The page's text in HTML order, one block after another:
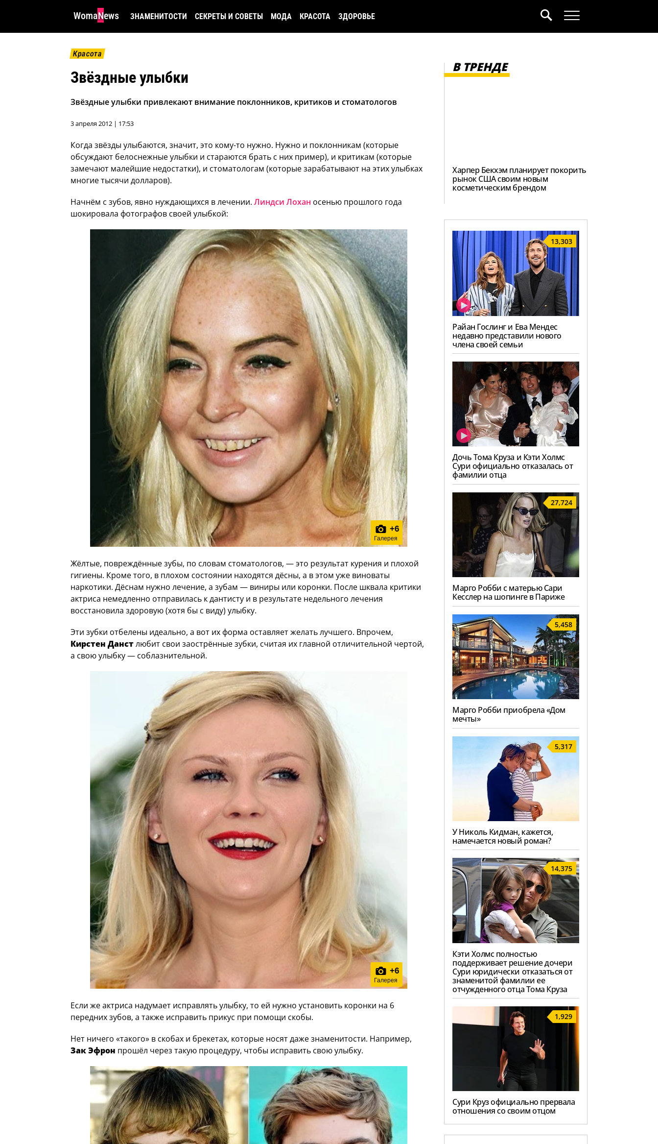
WomaNews ЗНАМЕНИТОСТИ СЕКРЕТЫ И СОВЕТЫ МОДА КРАСОТА ЗДОРОВЬЕ
Красота
Звёздные улыбки
Звёздные улыбки привлекают внимание поклонников, критиков и стоматологов
3 апреля 2012 | 17:53
Когда звёзды улыбаются, значит, это кому-то нужно. Нужно и поклонникам (которые
обсуждают белоснежные улыбки и стараются брать с них пример), и критикам (которые
замечают малейшие недостатки), и стоматологам (которые зарабатывают на этих улыбках
многие тысячи долларов).
Начнём с зубов, явно нуждающихся в лечении. Линдси Лохан осенью прошлого года
шокировала фотографов своей улыбкой:
+6
Галерея
Жёлтые, повреждённые зубы, по словам стоматологов, — это результат курения и плохой
гигиены. Кроме того, в плохом состоянии находятся дёсны, а в этом уже виноваты
наркотики. Дёснам нужно лечение, а зубам — виниры или коронки. После шквала критики
актриса немедленно отправилась к дантисту и в результате недельного лечения
восстановила здоровую (хотя бы с виду) улыбку.
Эти зубки отбелены идеально, а вот их форма оставляет желать лучшего. Впрочем,
Кирстен Данстлюбит свои заострённые зубки, считая их главной отличительной чертой,
а свою улыбку — соблазнительной.
+6
Галерея
Если же актриса надумает исправлять улыбку, то ей нужно установить коронки на 6
передних зубов, а также исправить прикус при помощи скобы.
Нет ничего «такого» в скобах и брекетах, которые носят даже знаменитости. Например,
Зак Эфрон прошёл через такую процедуру, чтобы исправить свою улыбку.
В ТРЕНДЕ
Харпер Бекхэм планирует покорить
рынок США своим новым
косметическим брендом
13,303
Райан Гослинг и Ева Мендес
недавно представили нового
члена своей семьи
Дочь Тома Круза и Кэти Холмс
Сури официально отказалась от
фамилии отца
27,724
Марго Робби с матерью Сари
Кесслер на шопинге в Париже
5,458
Марго Робби приобрела «Дом
мечты»
5,317
У Николь Кидман, кажется,
намечается новый роман?
14,375
Кэти Холмс полностью
поддерживает решение дочери
Сури юридически отказаться от
знаменитой фамилии ее
отчужденного отца Тома Круза
1,929
Сури Круз официально прервала
отношения со своим отцом